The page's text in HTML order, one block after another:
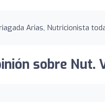
Arias, Nutricionista
sobre Nut.